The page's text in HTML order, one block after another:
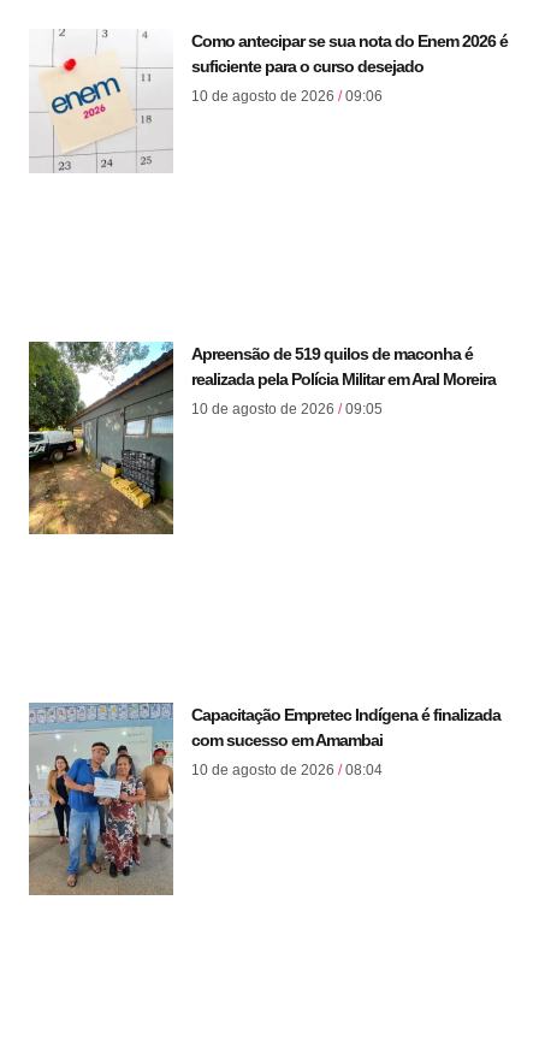
Como antecipar se sua nota do Enem 2026 é
suficiente para o curso desejado
10 de agosto de 2026 09:06
Apreensão de 519 quilos de maconha é
realizada pela Polícia Militar em Aral Moreira
10 de agosto de 2026 09:05
Capacitação Empretec Indígena é finalizada
com sucesso em Amambai
10 de agosto de 2026 08:04